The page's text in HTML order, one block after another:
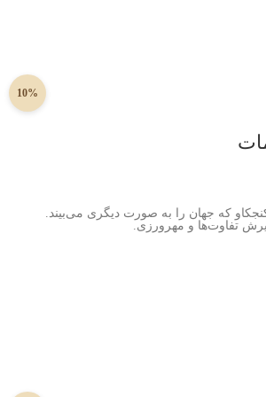
10%
که جهان را به صورت دیگری می‌بیند.
تفاوت‌ها و مهرورزی.